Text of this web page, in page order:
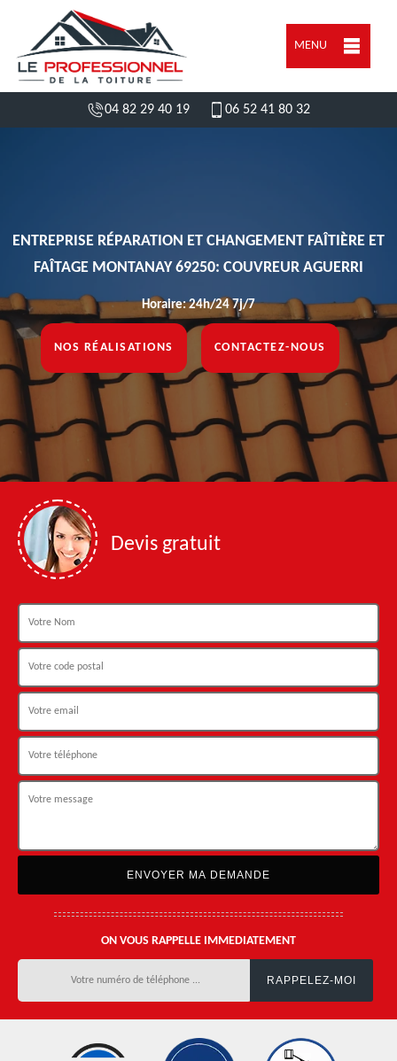
MENU
04 82 29 40 19 06 52 41 80 32
ENTREPRISE RÉPARATION ET CHANGEMENT FAÎTIÈRE ET
FAÎTAGE MONTANAY 69250: COUVREUR AGUERRI
Horaire: 24h/24 7j/7
NOS RÉALISATIONS CONTACTEZ-NOUS
Devis gratuit
ON VOUS RAPPELLE IMMEDIATEMENT